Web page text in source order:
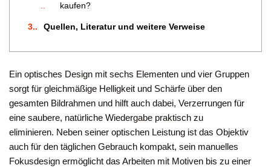
.
kaufen?
3. Quellen, Literatur und weitere Verweise
Ein optisches Design mit sechs Elementen und vier Gruppen
sorgt für gleichmäßige Helligkeit und Schärfe über den
gesamten Bildrahmen und hilft auch dabei, Verzerrungen für
eine saubere, natürliche Wiedergabe praktisch zu
eliminieren. Neben seiner optischen Leistung ist das Objektiv
auch für den täglichen Gebrauch kompakt, sein manuelles
Fokusdesign ermöglicht das Arbeiten mit Motiven bis zu einer